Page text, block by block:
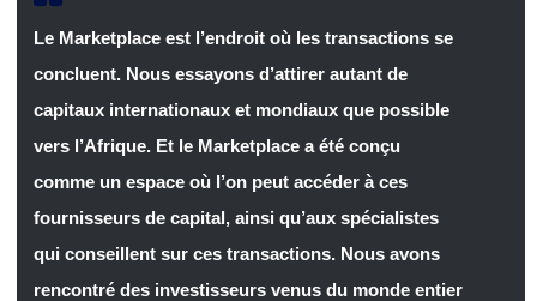
Le Marketplace est l’endroit où les transactions se
concluent. Nous essayons d’attirer autant de
capitaux internationaux et mondiaux que possible
vers l’Afrique. Et le Marketplace a été conçu
comme un espace où l’on peut accéder à ces
fournisseurs de capital, ainsi qu’aux spécialistes
qui conseillent sur ces transactions. Nous avons
rencontré des investisseurs venus du monde entier